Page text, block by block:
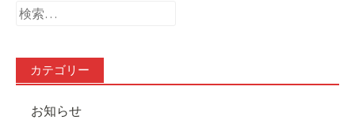
検
カテゴリー
お知らせ